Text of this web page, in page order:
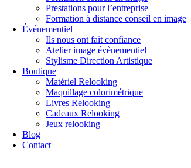
Prestations pour l’entreprise
Formation à distance conseil en image
Événementiel
Ils nous ont fait confiance
Atelier image évènementiel
Stylisme Direction Artistique
Boutique
Matériel Relooking
Maquillage colorimétrique
Livres Relooking
Cadeaux Relooking
Jeux relooking
Blog
Contact